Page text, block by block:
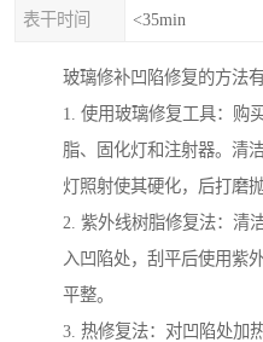
表干时间 <35min
玻璃修补凹陷修复的方法
1. 使用玻璃修复工具：购
脂、固化灯和注射器。清
灯照射使其硬化，后打磨抛
2. 紫外线树脂修复法：清
入凹陷处，刮平后使用紫
平整。
3. 热修复法：对凹陷处加